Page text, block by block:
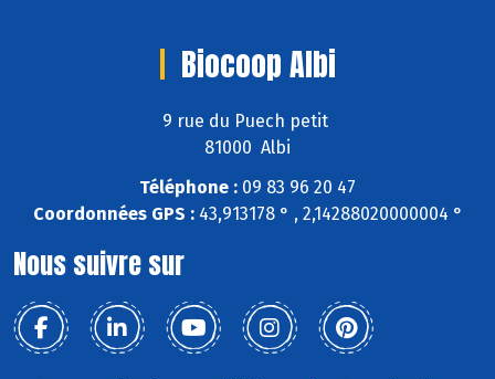
Biocoop Albi
9 rue du Puech petit
81000 Albi
Téléphone : 09 83 96 20 47
Coordonnées GPS :43,913178 ° , 2,14288020000004 °
Nous suivre sur